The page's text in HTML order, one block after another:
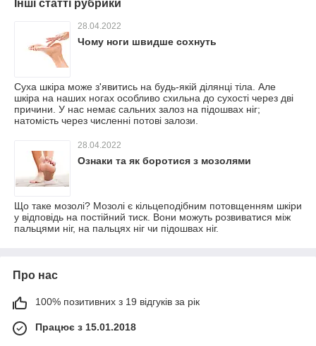
Інші статті рубрики
28.04.2022
Чому ноги швидше сохнуть
Суха шкіра може з'явитись на будь-якій ділянці тіла. Але
шкіра на наших ногах особливо схильна до сухості через дві
причини. У нас немає сальних залоз на підошвах ніг;
натомість через численні потові залози.
28.04.2022
Ознаки та як боротися з мозолями
Що таке мозолі? Мозолі є кільцеподібним потовщенням шкіри
у відповідь на постійний тиск. Вони можуть розвиватися між
пальцями ніг, на пальцях ніг чи підошвах ніг.
Про нас
100% позитивних з 19 відгуків за рік
Працює з 15.01.2018